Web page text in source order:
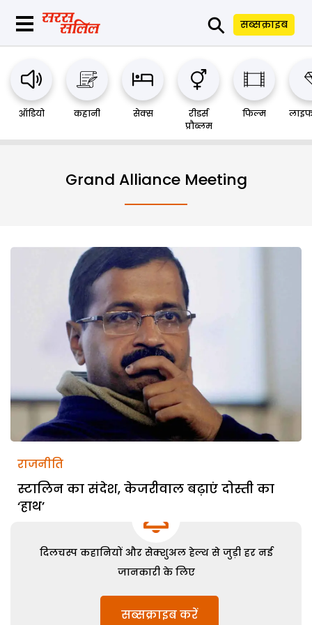
⚲ सब्सक्राइब
ऑडियो कहानी सेक्स
रीडर्स
प्रौब्लम
फिल्म
Grand Alliance Meeting
राजनीति
स्टालिन का संदेश, केजरीवाल बढ़ाएं दोस्ती का
‘हाथ’
दिलचस्प कहानियों और सेक्शुअल हेल्थ से जुड़ी हर नई
जानकारी के लिए
सब्सक्राइब करें